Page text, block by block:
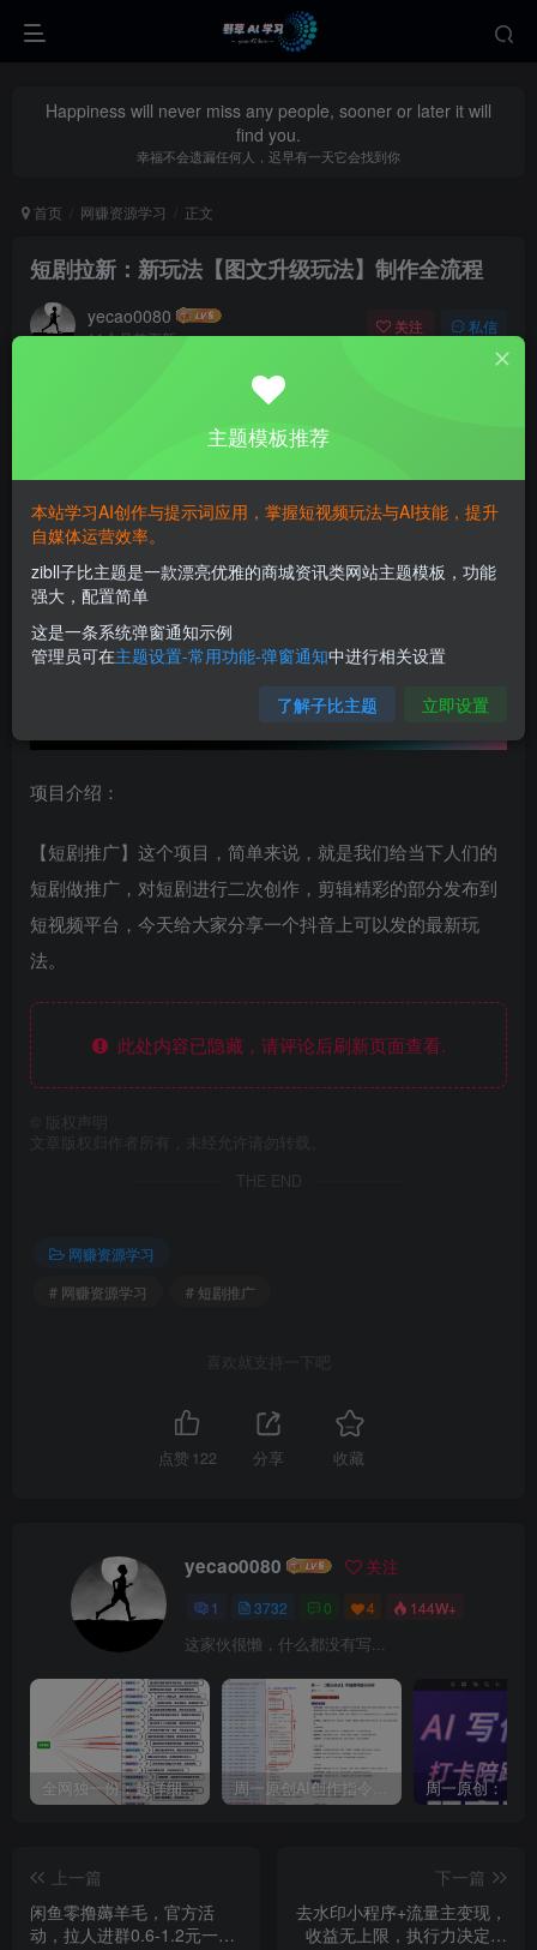
Happiness will never miss any people, sooner or later it will
find you.
幸福不会遗漏任何人，迟早有一天它会找到你
首页 网赚资源学习 正文
短剧拉新：新玩法【图文升级玩法】制作全流程
yecao0080
11个月前更新
关注 私信
项目介绍：
【短剧推广】这个项目，简单来说，就是我们给当下人们的
短剧做推广，对短剧进行二次创作，剪辑精彩的部分发布到
短视频平台，今天给大家分享一个抖音上可以发的最新玩
法。
此处内容已隐藏，请评论后刷新页面查看.
版权声明
文章版权归作者所有，未经允许请勿转载。
THE END
网赚资源学习
# 网赚资源学习
# 短剧推广
喜欢就支持一下吧
点赞 122 分享 收藏
yecao0080 关注
1 3732 0 4 144W+
这家伙很懒，什么都没有写...
全网独一份：超详细的40+个自媒体赛道领域解析手册，让你的内容创作不再局限！ 周一原创AI创作指令词：30+个领域赛道的创作提示词集合
上一篇
闲鱼零撸薅羊毛，官方活
动，拉人进群0.6-1.2元一
下一篇
去水印小程序+流量主变现，
收益无上限，执行力决定收
主题模板推荐
本站学习AI创作与提示词应用，掌握短视频玩法与AI技能，提升
自媒体运营效率。
zibll子比主题是一款漂亮优雅的商城资讯类网站主题模板，功能
强大，配置简单
这是一条系统弹窗通知示例
管理员可在主题设置-常用功能-弹窗通知中进行相关设置
了解子比主题 立即设置